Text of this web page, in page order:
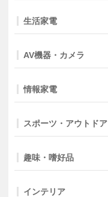
生活家電
AV機器・カメラ
情報家電
スポーツ・アウトドア
趣味・嗜好品
インテリア